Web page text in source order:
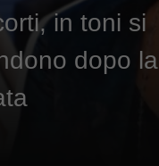
in toni si
dopo la